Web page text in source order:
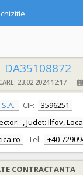
DA35108872
23.02.2024 12:17
CIF:
3596251
-, Judet: Ilfov,
Tel: +40
CONTRACTANTA